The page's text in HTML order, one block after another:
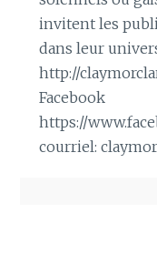
invitent les
dans leur
http://
Facebook
https://
courriel: